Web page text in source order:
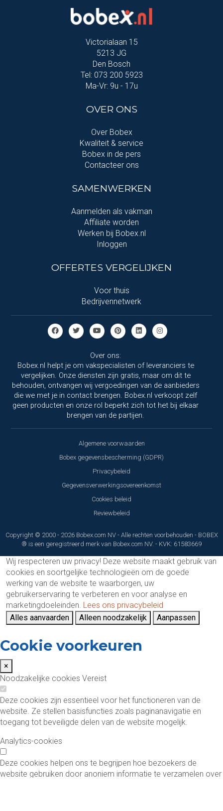
Victorialaan 15
5213 JG
Den Bosch
Tel: 073 200 5923
Ma-Vr: 9u - 17u
OVER ONS
Over Bobex
Kwaliteit & service
Bobex in de pers
Contacteer ons
SAMENWERKEN
Aanmelden als vakman
Affiliate worden
Werken bij Bobex.nl
Inloggen
OFFERTES VERGELIJKEN
Voor thuis
Bedrijvennetwerk
Over ons:
Bobex.nl helpt je om vakspecialisten of leveranciers te
vergelijken. Onze diensten zijn gratis, maar om dit te
behouden, ontvangen wij vergoedingen van de aanbieders
die we met je in contact brengen. Bobex.nl verkoopt zelf
geen producten en onze rol beperkt zich tot het bij elkaar
brengen van de partijen.
Algemene voorwaarden
Bobex gegevensbescherming (GDPR)
Privacybeleid
Gegevensverwerkingsovereenkomst
Cookies beleid
Reviewbeleid
Copyright © 2000 - 2026 Bobex.com NV - Alle rechten voorbehouden - BOBEX
® is een geregistreerd merk van Bobex.com NV. - KVK: 61583669
Wij respecteren uw privacy! Deze website maakt gebruik van
cookies en soortgelijke technologieën om de goede
werking van de website te waarborgen, uw
gebruikerservaring te verbeteren en voor analyse en
marketingdoeleinden. Lees ons privacybeleid
Alles aanvaarden
Alleen noodzakelijk Aanpassen
Cookie voorkeuren
×
Noodzakelijke cookies Vereist
Deze cookies zijn essentieel voor het functioneren van de
website. Ze stellen basisfuncties zoals paginanavigatie en
toegang tot beveiligde delen van de website mogelijk.
Analytics-cookies
Deze cookies helpen ons te begrijpen hoe bezoekers de
website gebruiken door anoniem informatie te verzamelen over